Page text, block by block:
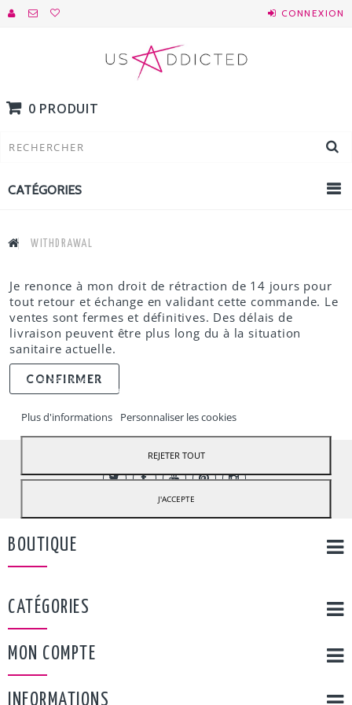
CONNEXION
0 PRODUIT
CATÉGORIES
WITHDRAWAL
Je renonce à mon droit de rétraction de 14 jours pour
tout retour et échange en validant cette commande. Le
ventes sont fermes et définitives. Des délais de
livraison peuvent être plus long du à la situation
sanitaire actuelle.
CONFIRMER
BOUTIQUE
CATÉGORIES
MON COMPTE
INFORMATIONS
Notre boutique utilise des cookies pdfour améliorer l'expérience
utilisateur et nous vous recommandons d'accepter leur utilisation
Plus d'informations Personnaliser les cookies
REJETER TOUT
J'ACCEPTE